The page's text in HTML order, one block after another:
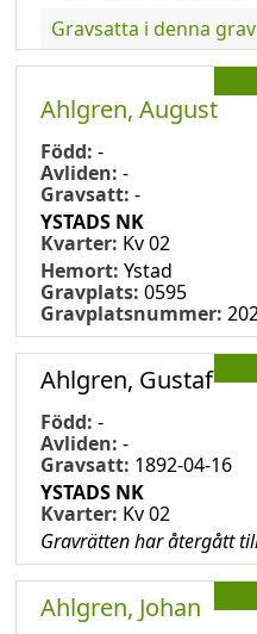
Gravsatta i denna grav
Ahlgren, August
Född: -
Avliden: -
Gravsatt: -
YSTADS NK
Kvarter: Kv 02
Hemort: Ystad
Gravplats: 0595
Gravplatsnummer:
Ahlgren, Gustaf
Född: -
Avliden: -
Gravsatt: 1892-04-16
YSTADS NK
Kvarter: Kv 02
Gravrätten har återgått
Ahlgren, Johan